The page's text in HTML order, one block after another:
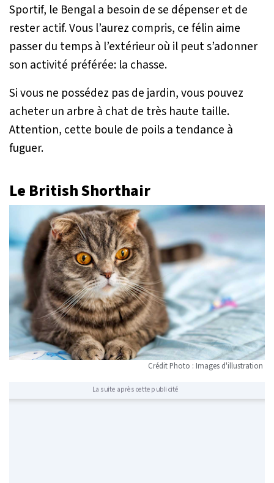
Sportif, le Bengal a besoin de se dépenser et de
rester actif. Vous l’aurez compris, ce félin aime
passer du temps à l’extérieur où il peut s’adonner
son activité préférée: la chasse.
Si vous ne possédez pas de jardin, vous pouvez
acheter un arbre à chat de très haute taille.
Attention, cette boule de poils a tendance à
fuguer.
Le British Shorthair
Crédit Photo : Images d'illustration
La suite après cette publicité